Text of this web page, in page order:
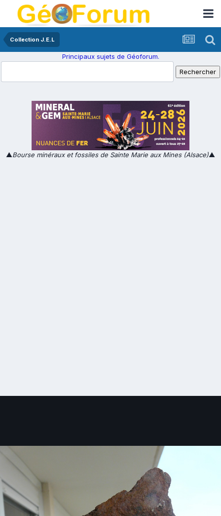
Collection J.E.L
Principaux sujets de Géoforum.
▲Bourse minéraux et fossiles de Sainte Marie aux Mines (Alsace)▲